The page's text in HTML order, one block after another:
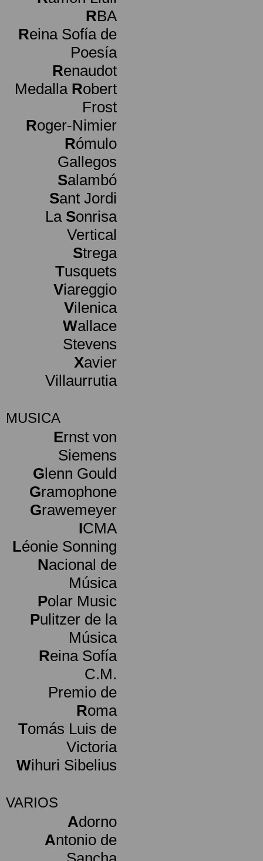
RBA
Reina Sofía de
Poesía
Renaudot
Medalla Robert
Frost
Roger-Nimier
Rómulo
Gallegos
Salambó
Sant Jordi
La Sonrisa
Vertical
Strega
Tusquets
Viareggio
Vilenica
Wallace
Stevens
Xavier
Villaurrutia
MUSICA
Ernst von
Siemens
Glenn Gould
Gramophone
Grawemeyer
ICMA
Léonie Sonning
Nacional de
Música
Polar Music
Pulitzer de la
Música
Reina Sofía
C.M.
Premio de
Roma
Tomás Luis de
Victoria
Wihuri Sibelius
VARIOS
Adorno
Antonio de